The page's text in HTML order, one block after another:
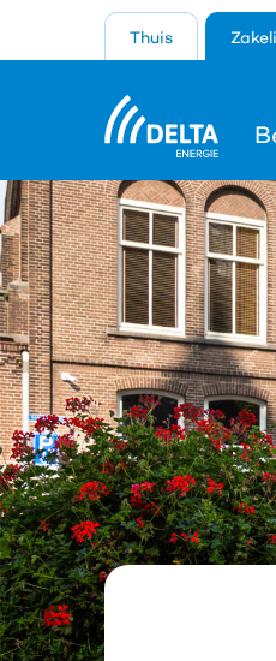
Thuis
Search